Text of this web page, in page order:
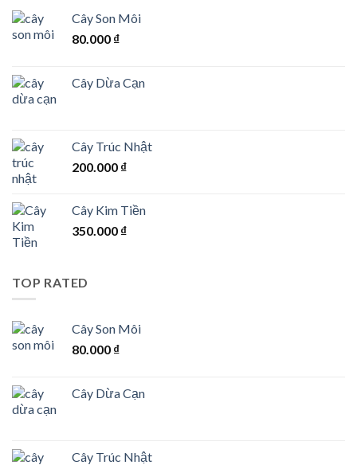
Cây Son Môi
80.000 ₫
Cây Dừa Cạn
Cây Trúc Nhật
200.000 ₫
Cây Kim Tiền
350.000 ₫
TOP RATED
Cây Son Môi
80.000 ₫
Cây Dừa Cạn
Cây Trúc Nhật